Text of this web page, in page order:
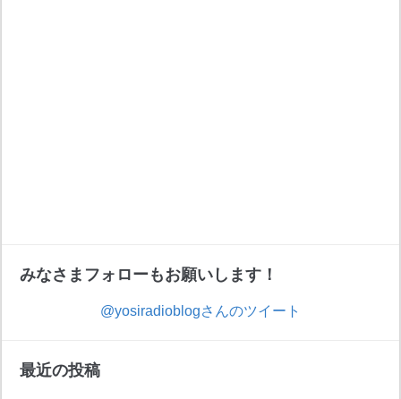
みなさまフォローもお願いします！
@yosiradioblogさんのツイート
最近の投稿